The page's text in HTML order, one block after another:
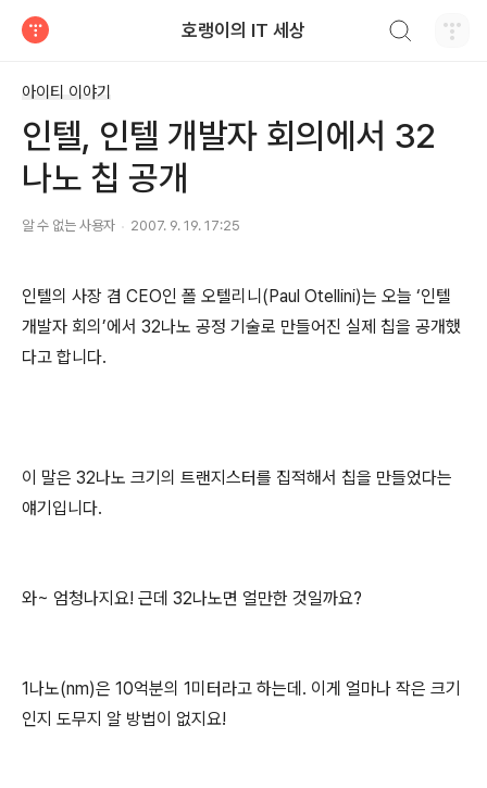
호랭이의 IT 세상
아이티 이야기
인텔, 인텔 개발자 회의에서 32
나노 칩 공개
알 수 없는 사용자 2007. 9. 19. 17:25
인텔의 사장 겸 CEO인 폴 오텔리니(Paul Otellini)는 오늘 ‘인텔
개발자 회의’에서 32나노 공정 기술로 만들어진 실제 칩을 공개했
다고 합니다.
이 말은 32나노 크기의 트랜지스터를 집적해서 칩을 만들었다는
얘기입니다.
와~ 엄청나지요! 근데 32나노면 얼만한 것일까요?
1나노(nm)은 10억분의 1미터라고 하는데. 이게 얼마나 작은 크기
인지 도무지 알 방법이 없지요!